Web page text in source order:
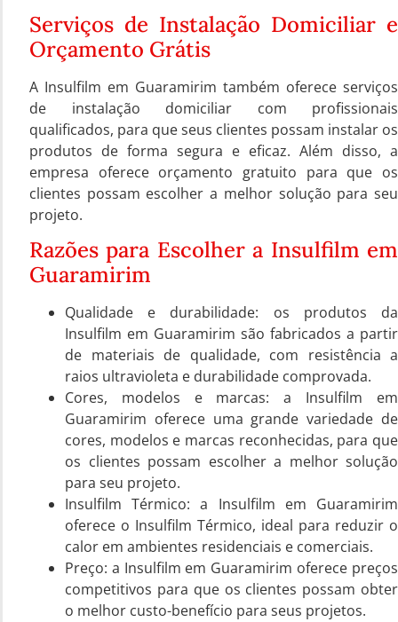
Serviços de Instalação Domiciliar e
Orçamento Grátis
A Insulfilm em Guaramirim também oferece serviços
de instalação domiciliar com profissionais
qualificados, para que seus clientes possam instalar os
produtos de forma segura e eficaz. Além disso, a
empresa oferece orçamento gratuito para que os
clientes possam escolher a melhor solução para seu
projeto.
Razões para Escolher a Insulfilm em
Guaramirim
Qualidade e durabilidade: os produtos da
Insulfilm em Guaramirim são fabricados a partir
de materiais de qualidade, com resistência a
raios ultravioleta e durabilidade comprovada.
Cores, modelos e marcas: a Insulfilm em
Guaramirim oferece uma grande variedade de
cores, modelos e marcas reconhecidas, para que
os clientes possam escolher a melhor solução
para seu projeto.
Insulfilm Térmico: a Insulfilm em Guaramirim
oferece o Insulfilm Térmico, ideal para reduzir o
calor em ambientes residenciais e comerciais.
Preço: a Insulfilm em Guaramirim oferece preços
competitivos para que os clientes possam obter
o melhor custo-benefício para seus projetos.